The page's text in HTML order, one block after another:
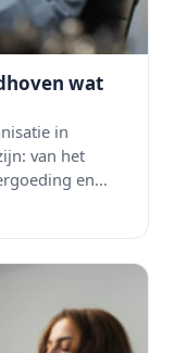
wat
in
van het
en...